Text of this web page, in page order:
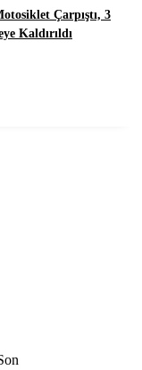
Çarpıştı, 3
Kaldırıldı